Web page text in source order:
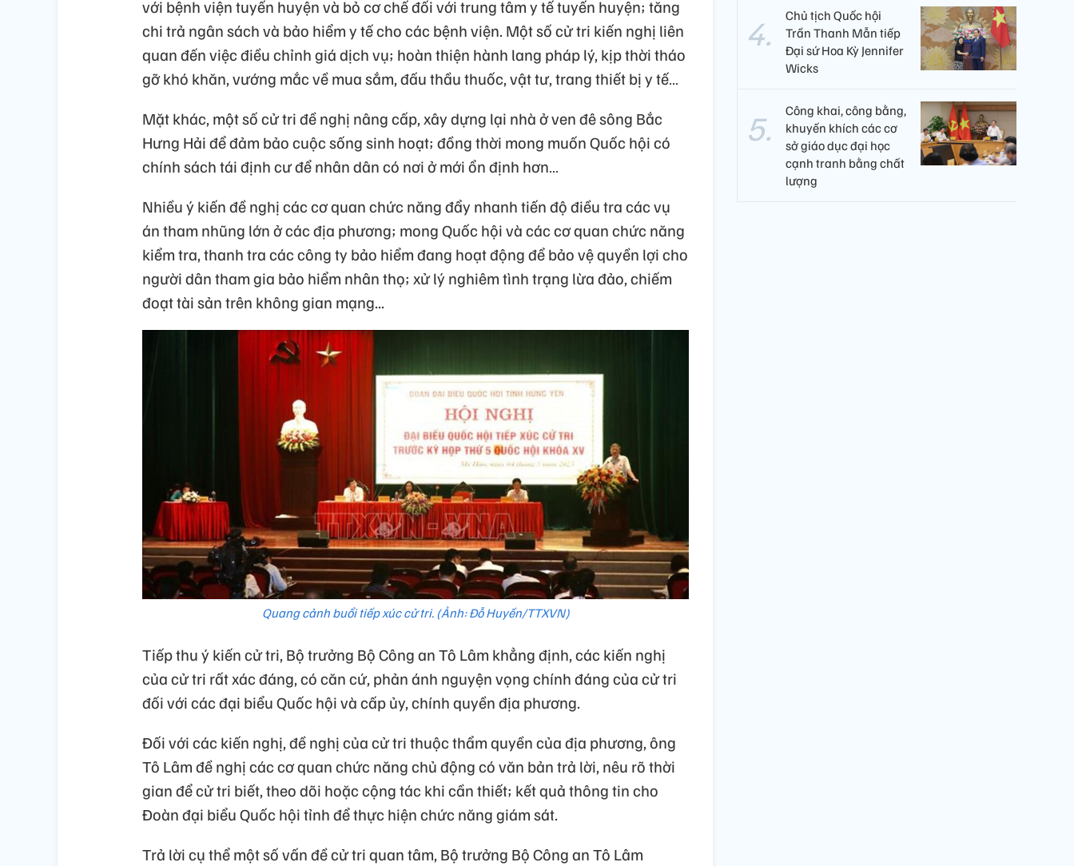
với bệnh viện tuyến huyện và bỏ cơ chế đối với trung tâm y tế tuyến huyện; tăng
chi trả ngân sách và bảo hiểm y tế cho các bệnh viện. Một số cử tri kiến nghị liên
quan đến việc điều chỉnh giá dịch vụ; hoàn thiện hành lang pháp lý, kịp thời tháo
gỡ khó khăn, vướng mắc về mua sắm, đấu thầu thuốc, vật tư, trang thiết bị y tế…
Mặt khác, một số cử tri đề nghị nâng cấp, xây dựng lại nhà ở ven đê sông Bắc
Hưng Hải để đảm bảo cuộc sống sinh hoạt; đồng thời mong muốn Quốc hội có
chính sách tái định cư để nhân dân có nơi ở mới ổn định hơn…
Nhiều ý kiến đề nghị các cơ quan chức năng đẩy nhanh tiến độ điều tra các vụ
án tham nhũng lớn ở các địa phương; mong Quốc hội và các cơ quan chức năng
kiểm tra, thanh tra các công ty bảo hiểm đang hoạt động để bảo vệ quyền lợi cho
người dân tham gia bảo hiểm nhân thọ; xử lý nghiêm tình trạng lừa đảo, chiếm
đoạt tài sản trên không gian mạng...
Quang cảnh buổi tiếp xúc cử tri. (Ảnh: Đỗ Huyền/TTXVN)
Tiếp thu ý kiến cử tri, Bộ trưởng Bộ Công an Tô Lâm khẳng định, các kiến nghị
của cử tri rất xác đáng, có căn cứ, phản ánh nguyện vọng chính đáng của cử tri
đối với các đại biểu Quốc hội và cấp ủy, chính quyền địa phương.
Đối với các kiến nghị, đề nghị của cử tri thuộc thẩm quyền của địa phương, ông
Tô Lâm đề nghị các cơ quan chức năng chủ động có văn bản trả lời, nêu rõ thời
gian để cử tri biết, theo dõi hoặc cộng tác khi cần thiết; kết quả thông tin cho
Đoàn đại biểu Quốc hội tỉnh để thực hiện chức năng giám sát.
Trả lời cụ thể một số vấn đề cử tri quan tâm, Bộ trưởng Bộ Công an Tô Lâm
Chủ tịch Quốc hội
Trần Thanh Mẫn tiếp
Đại sứ Hoa Kỳ Jennifer
Wicks
Công khai, công bằng,
khuyến khích các cơ
sở giáo dục đại học
cạnh tranh bằng chất
lượng​